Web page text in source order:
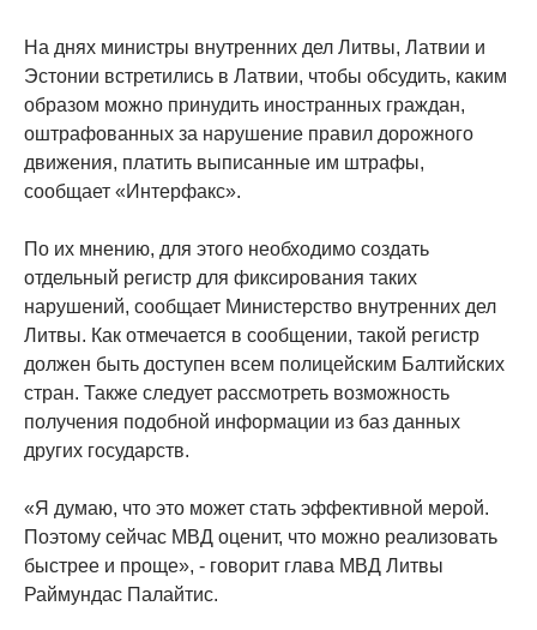
На днях министры внутренних дел Литвы, Латвии и
Эстонии встретились в Латвии, чтобы обсудить, каким
образом можно принудить иностранных граждан,
оштрафованных за нарушение правил дорожного
движения, платить выписанные им штрафы,
сообщает «Интерфакс».
По их мнению, для этого необходимо создать
отдельный регистр для фиксирования таких
нарушений, сообщает Министерство внутренних дел
Литвы. Как отмечается в сообщении, такой регистр
должен быть доступен всем полицейским Балтийских
стран. Также следует рассмотреть возможность
получения подобной информации из баз данных
других государств.
«Я думаю, что это может стать эффективной мерой.
Поэтому сейчас МВД оценит, что можно реализовать
быстрее и проще», - говорит глава МВД Литвы
Раймундас Палайтис.